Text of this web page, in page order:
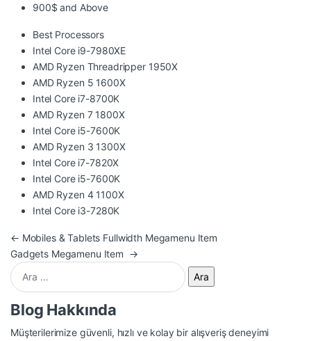
900$ and Above
Best Processors
Intel Core i9-7980XE
AMD Ryzen Threadripper 1950X
AMD Ryzen 5 1600X
Intel Core i7-8700K
AMD Ryzen 7 1800X
Intel Core i5-7600K
AMD Ryzen 3 1300X
Intel Core i7-7820X
Intel Core i5-7600K
AMD Ryzen 4 1100X
Intel Core i3-7280K
Yazı gezinmesi
← Mobiles & Tablets Fullwidth Megamenu Item
Gadgets Megamenu Item →
Arama:
Blog Hakkında
Müşterilerimize güvenli, hızlı ve kolay bir alışveriş deneyimi